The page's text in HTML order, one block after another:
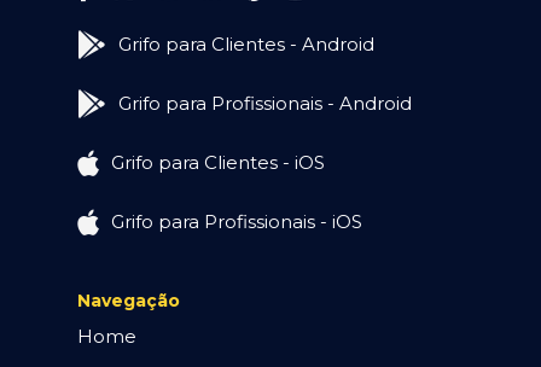
Grifo para Clientes - Android
Grifo para Profissionais - Android
Grifo para Clientes - iOS
Grifo para Profissionais - iOS
Navegação
Home